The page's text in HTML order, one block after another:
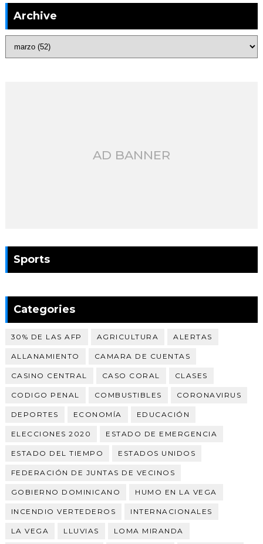
Archive
AD BANNER
Sports
Categories
30% DE LAS AFP AGRICULTURA ALERTAS
ALLANAMIENTO CAMARA DE CUENTAS
CASINO CENTRAL CASO CORAL CLASES
CODIGO PENAL COMBUSTIBLES CORONAVIRUS
DEPORTES ECONOMÍA EDUCACIÓN
ELECCIONES 2020 ESTADO DE EMERGENCIA
ESTADO DEL TIEMPO ESTADOS UNIDOS
FEDERACIÓN DE JUNTAS DE VECINOS
GOBIERNO DOMINICANO HUMO EN LA VEGA
INCENDIO VERTEDEROS INTERNACIONALES
LA VEGA LLUVIAS LOMA MIRANDA